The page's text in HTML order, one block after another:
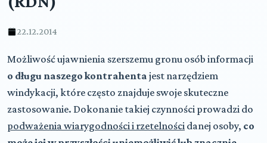
22.12.2014
Możliwość ujawnienia szerszemu gronu osób informacji
o długu naszego kontrahenta jest narzędziem
windykacji, które często znajduje swoje skuteczne
zastosowanie. Dokonanie takiej czynności prowadzi do
podważenia wiarygodności i rzetelności danej osoby, co